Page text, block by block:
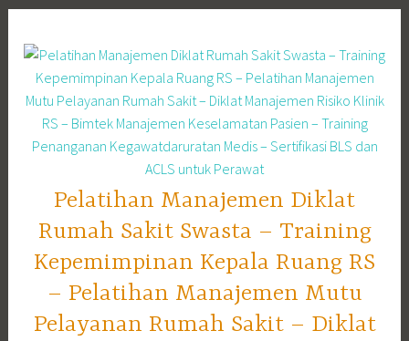
Skip
content
Pelatihan Manajemen Diklat
Rumah Sakit Swasta – Training
Kepemimpinan Kepala Ruang RS
– Pelatihan Manajemen Mutu
Pelayanan Rumah Sakit – Diklat